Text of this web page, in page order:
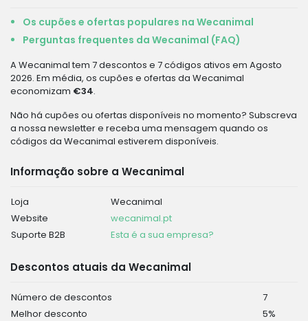
Os cupões e ofertas populares na Wecanimal
Perguntas frequentes da Wecanimal (FAQ)
A Wecanimal tem 7 descontos e 7 códigos ativos em Agosto
2026. Em média, os cupões e ofertas da Wecanimal
economizam €34.
Não há cupões ou ofertas disponíveis no momento? Subscreva
a nossa newsletter e receba uma mensagem quando os
códigos da Wecanimal estiverem disponíveis.
Informação sobre a Wecanimal
Loja
Wecanimal
Website
wecanimal.pt
Suporte B2B
Esta é a sua empresa?
Descontos atuais da Wecanimal
Número de descontos
7
Melhor desconto
5%